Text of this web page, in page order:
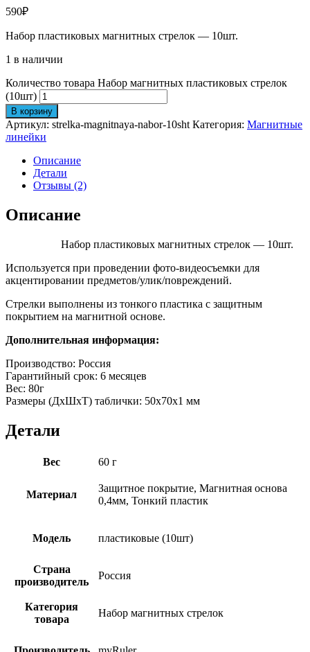
590₽
Набор пластиковых магнитных стрелок — 10шт.
1 в наличии
Количество товара Набор магнитных пластиковых стрелок
(10шт)
В корзину
Артикул: strelka-magnitnaya-nabor-10sht Категория: Магнитные
линейки
Описание
Детали
Отзывы (2)
Описание
Набор пластиковых магнитных стрелок — 10шт.
Используется при проведении фото-видеосъемки для
акцентировании предметов/улик/повреждений.
Стрелки выполнены из тонкого пластика с защитным
покрытием на магнитной основе.
Дополнительная информация:
Производство: Россия
Гарантийный срок: 6 месяцев
Вес: 80г
Размеры (ДхШхТ) таблички: 50х70х1 мм
Детали
Вес 60 г
Материал
Защитное покрытие, Магнитная основа
0,4мм, Тонкий пластик
Модель пластиковые (10шт)
Страна
производитель
Россия
Категория
товара
Набор магнитных стрелок